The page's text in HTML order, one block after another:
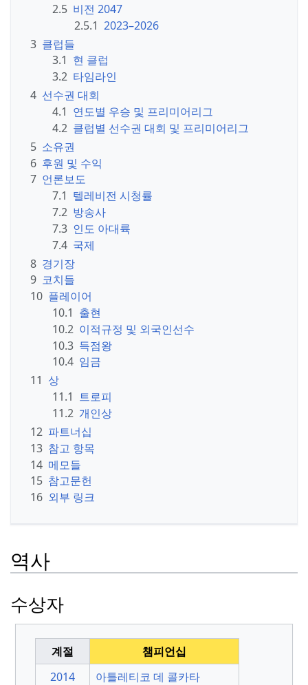
2.5 비전 2047
2.5.1 2023–2026
3 클럽들
3.1 현 클럽
3.2 타임라인
4 선수권 대회
4.1 연도별 우승 및 프리미어리그
4.2 클럽별 선수권 대회 및 프리미어리그
5 소유권
6 후원 및 수익
7 언론보도
7.1 텔레비전 시청률
7.2 방송사
7.3 인도 아대륙
7.4 국제
8 경기장
9 코치들
10 플레이어
10.1 출현
10.2 이적규정 및 외국인선수
10.3 득점왕
10.4 임금
11 상
11.1 트로피
11.2 개인상
12 파트너십
13 참고 항목
14 메모들
15 참고문헌
16 외부 링크
역사
수상자
계절
챔피언십
2014
아틀레티코 데 콜카타